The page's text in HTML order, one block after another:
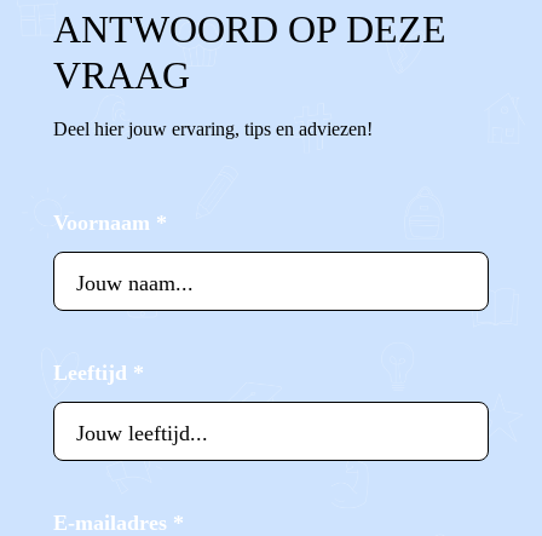
ANTWOORD OP DEZE
VRAAG
Deel hier jouw ervaring, tips en adviezen!
Voornaam *
Leeftijd *
E-mailadres *